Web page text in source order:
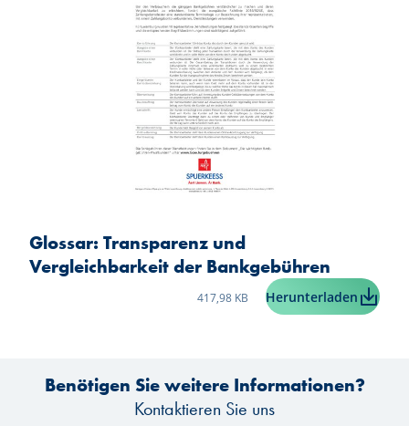
Glossar: Transparenz und
Vergleichbarkeit der Bankgebühren
Taille du fichier:
417,98 KB Herunterladen
Benötigen Sie weitere Informationen?
Kontaktieren Sie uns